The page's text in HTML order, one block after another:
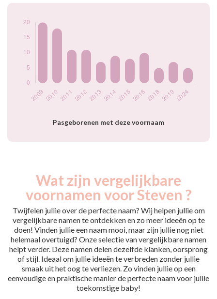
Pasgeborenen met deze voornaam
Popularité du
prénom Steven par
2024
Wat zijn vergelijkbare
voornamen voor Steven ?
Twijfelen jullie over de perfecte naam? Wij helpen jullie om
vergelijkbare namen te ontdekken en zo meer ideeën op te
doen! Vinden jullie een naam mooi, maar zijn jullie nog niet
helemaal overtuigd? Onze selectie van vergelijkbare namen
helpt verder. Deze namen delen dezelfde klanken, oorsprong
of stijl. Ideaal om jullie ideeën te verbreden zonder jullie
smaak uit het oog te verliezen. Zo vinden jullie op een
eenvoudige en praktische manier de perfecte naam voor jullie
toekomstige baby!